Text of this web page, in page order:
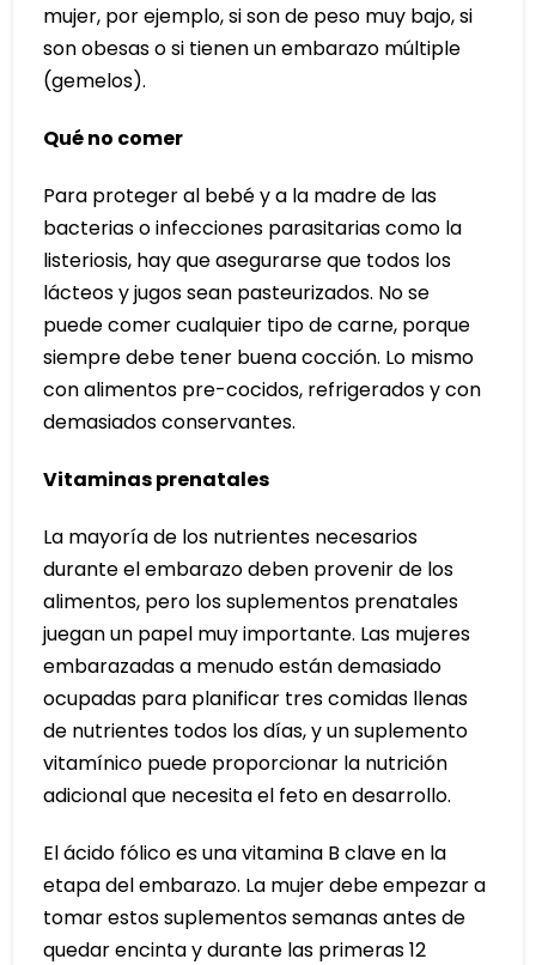
mujer, por ejemplo, si son de peso muy bajo, si
son obesas o si tienen un embarazo múltiple
(gemelos).
Qué no comer
Para proteger al bebé y a la madre de las
bacterias o infecciones parasitarias como la
listeriosis, hay que asegurarse que todos los
lácteos y jugos sean pasteurizados. No se
puede comer cualquier tipo de carne, porque
siempre debe tener buena cocción. Lo mismo
con alimentos pre-cocidos, refrigerados y con
demasiados conservantes.
Vitaminas prenatales
La mayoría de los nutrientes necesarios
durante el embarazo deben provenir de los
alimentos, pero los suplementos prenatales
juegan un papel muy importante. Las mujeres
embarazadas a menudo están demasiado
ocupadas para planificar tres comidas llenas
de nutrientes todos los días, y un suplemento
vitamínico puede proporcionar la nutrición
adicional que necesita el feto en desarrollo.
El ácido fólico es una vitamina B clave en la
etapa del embarazo. La mujer debe empezar a
tomar estos suplementos semanas antes de
quedar encinta y durante las primeras 12